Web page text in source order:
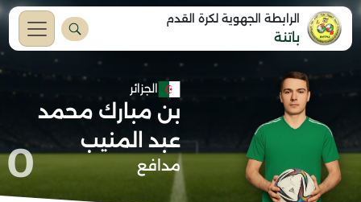
الرابطة الجهوية لكرة القدم
باتنة
الجزائر
بن مبارك محمد
عبد المنيب
مدافع 0